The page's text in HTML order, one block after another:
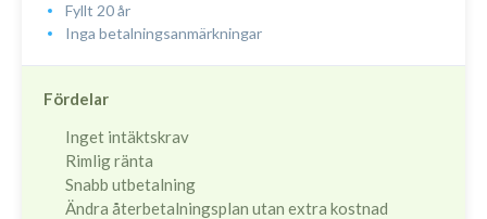
Fyllt 20 år
Inga betalningsanmärkningar
Fördelar
Inget intäktskrav
Rimlig ränta
Snabb utbetalning
Ändra återbetalningsplan utan extra kostnad